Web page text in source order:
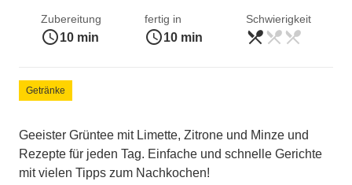
Zubereitung
access_time10 min
fertig in
access_time10 min
Schwierigkeit
leicht
restaurant_menu restaurant_menu restaurant_menu
Getränke
Geeister Grüntee mit Limette, Zitrone und Minze und
Rezepte für jeden Tag. Einfache und schnelle Gerichte
mit vielen Tipps zum Nachkochen!